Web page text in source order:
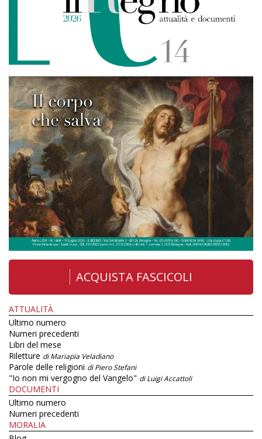
ACQUISTA FASCICOLI
ATTUALITÀ
Ultimo numero
Numeri precedenti
Libri del mese
Riletture di Mariapia Veladiano
Parole delle religioni di Piero Stefani
"Io non mi vergogno del Vangelo" di Luigi Accattoli
DOCUMENTI
Ultimo numero
Numeri precedenti
MORALIA